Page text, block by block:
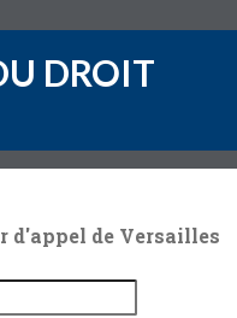
DROIT
d'appel de Versailles